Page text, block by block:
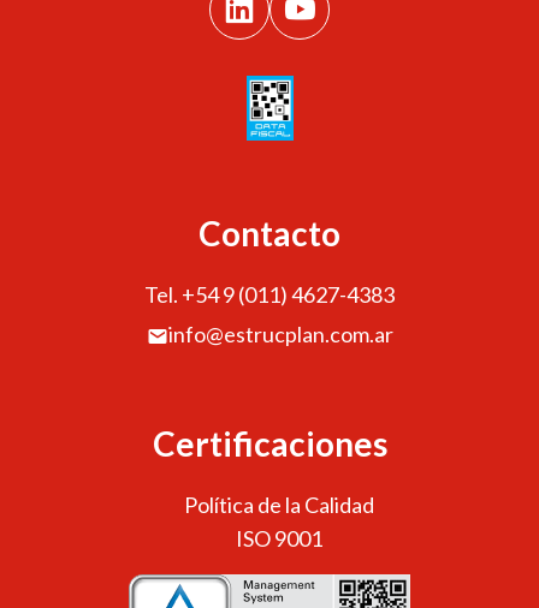
Contacto
Tel. +54 9 (011) 4627-4383
info@estrucplan.com.ar
Certificaciones
Política de la Calidad
ISO 9001